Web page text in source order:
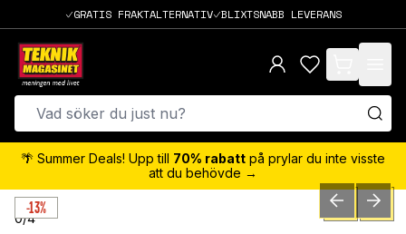
GRATIS FRAKTALTERNATIV BLIXTSNABB LEVERANS
items in cart,
🌴 Summer Deals! Upp till 70% rabatt på prylar du inte visste
att du behövde →
-13%
0/4 PREVIOUSNEXT